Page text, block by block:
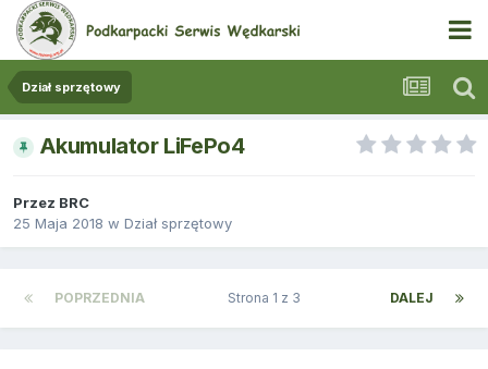
Dział sprzętowy
Akumulator LiFePo4
Przez BRC
25 Maja 2018 w Dział sprzętowy
POPRZEDNIA DALEJ
Strona 1 z 3